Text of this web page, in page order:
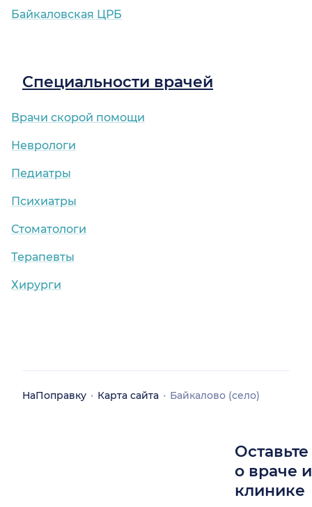
Байкаловская ЦРБ
Специальности врачей
Врачи скорой помощи
Неврологи
Педиатры
Психиатры
Стоматологи
Терапевты
Хирурги
НаПоправку Карта сайта Байкалово (село)
о враче
клинике